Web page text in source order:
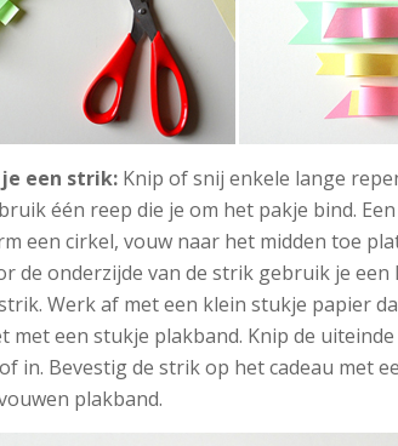
een strik: Knip of snij enkele lange
één reep die je om het pakje bind.
een cirkel, vouw naar het midden toe
de onderzijde van de strik gebruik je een
Werk af met een klein stukje papier
met een stukje plakband. Knip de
in. Bevestig de strik op het cadeau met
plakband.